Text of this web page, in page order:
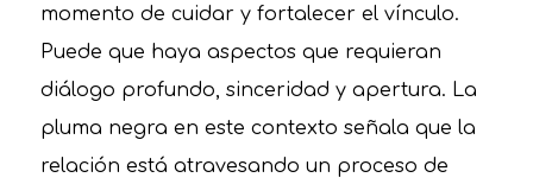
momento de cuidar y fortalecer el vínculo.
Puede que haya aspectos que requieran
diálogo profundo, sinceridad y apertura. La
pluma negra en este contexto señala que la
relación está atravesando un proceso de